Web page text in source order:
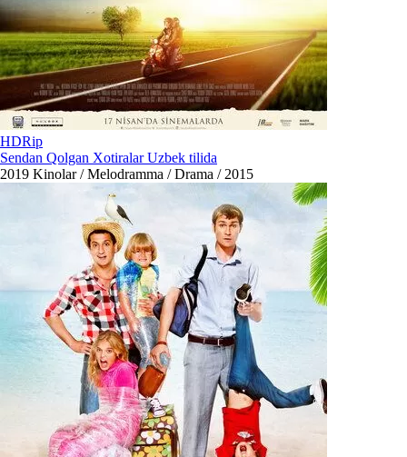
HDRip
Sendan Qolgan Xotiralar Uzbek tilida
2019 Kinolar / Melodramma / Drama / 2015